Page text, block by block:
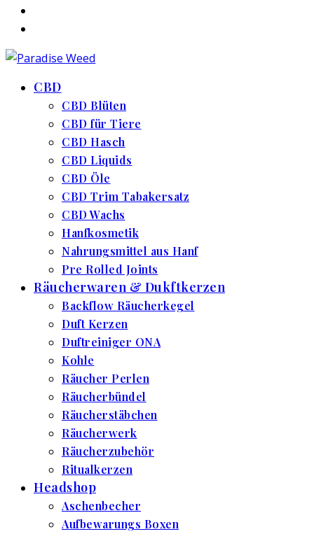
CBD
CBD Blüten
CBD für Tiere
CBD Hasch
CBD Liquids
CBD Öle
CBD Trim Tabakersatz
CBD Wachs
Hanfkosmetik
Nahrungsmittel aus Hanf
Pre Rolled Joints
Räucherwaren & Dukftkerzen
Backflow Räucherkegel
Duft Kerzen
Duftreiniger ONA
Kohle
Räucher Perlen
Räucherbündel
Räucherstäbchen
Räucherwerk
Räucherzubehör
Ritualkerzen
Headshop
Aschenbecher
Aufbewarungs Boxen